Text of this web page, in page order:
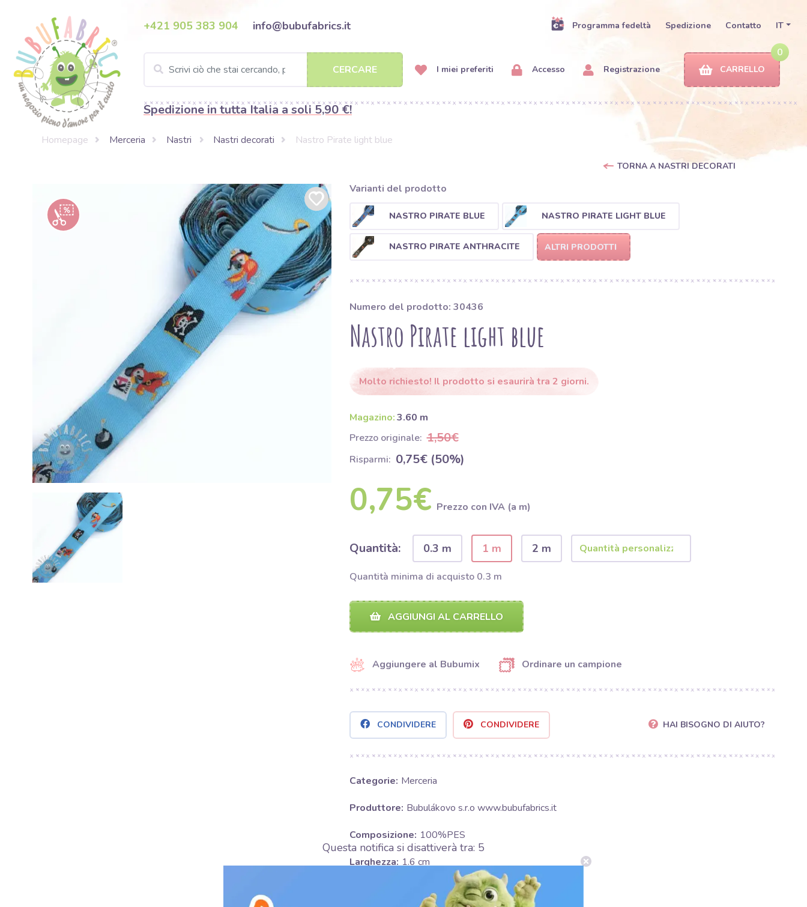
+421 905 383 904 info@bubufabrics.it Programma fedeltà Spedizione Contatto IT
CERCARE I miei preferiti Accesso Registrazione
0
CARRELLO
Spedizione in tutta Italia a soli 5,90 €!
Homepage Merceria Nastri Nastri decorati Nastro Pirate light blue
TORNA A NASTRI DECORATI
Varianti del prodotto
NASTRO PIRATE BLUE NASTRO PIRATE LIGHT BLUE
NASTRO PIRATE ANTHRACITE ALTRI PRODOTTI
Numero del prodotto: 30436
Nastro Pirate light blue
Molto richiesto! Il prodotto si esaurirà tra 2 giorni.
Magazino:3.60 m
Prezzo originale: 1,50€
Risparmi: 0,75€ (50%)
0,75€ Prezzo con IVA (a m)
Quantità: 0.3 m 1 m 2 m
Quantità minima di acquisto 0.3 m
AGGIUNGI AL CARRELLO
Aggiungere al Bubumix Ordinare un campione
CONDIVIDERE CONDIVIDERE HAI BISOGNO DI AIUTO?
Categorie: Merceria
Produttore: Bubulákovo s.r.o www.bubufabrics.it
Composizione: 100%PES
Larghezza: 1.6 cm
Questa notifica si disattiverà tra: 4